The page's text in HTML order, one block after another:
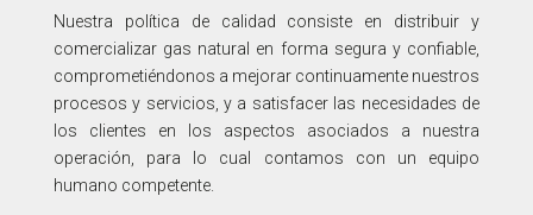
Nuestra política de calidad consiste en distribuir y
comercializar gas natural en forma segura y confiable,
comprometiéndonos a mejorar continuamente nuestros
procesos y servicios, y a satisfacer las necesidades de
los clientes en los aspectos asociados a nuestra
operación, para lo cual contamos con un equipo
humano competente.